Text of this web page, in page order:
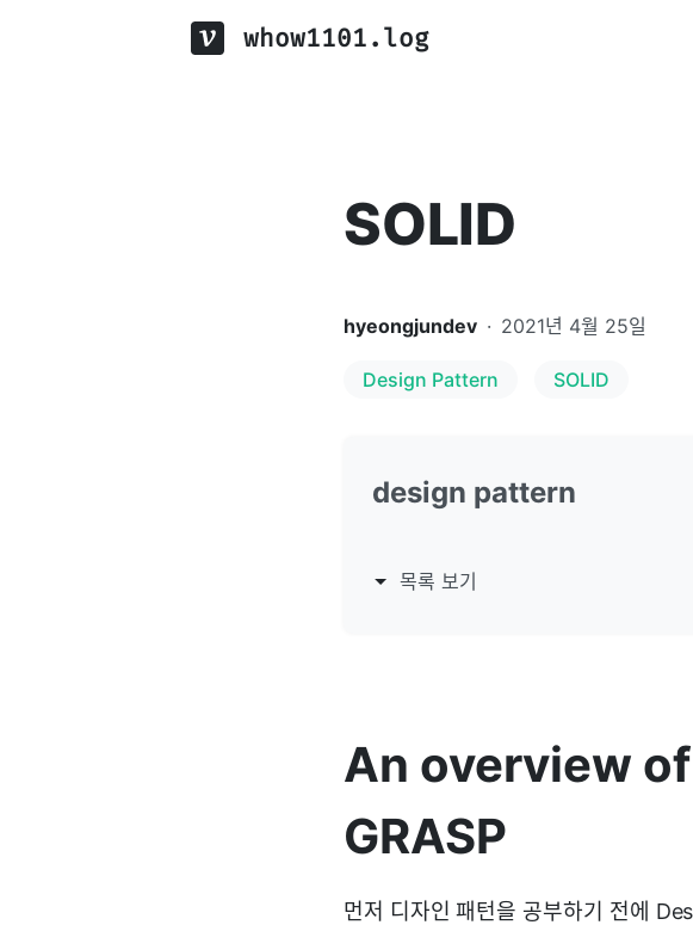
whow1101.log
SOLID
hyeongjundev · 2021년 4월 25일
Design Pattern SOLID
design pattern
목록 보기
An overview
GRASP
먼저 디자인 패턴을 공부하기 전에